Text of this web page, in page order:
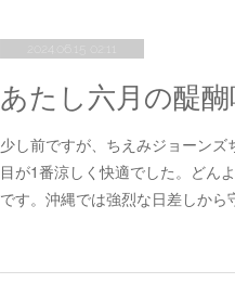
あたし六月の醍醐
少し前ですが、ちえみジョーン
目が1番涼しく快適でした。どん
です。沖縄では強烈な日差しか